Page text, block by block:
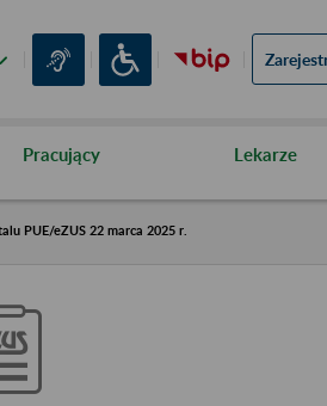
Pracujący Lekarze
PUE/eZUS 22 marca 2025 r.